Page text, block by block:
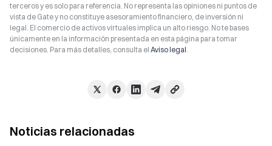
terceros y es solo para referencia. No representa las opiniones ni puntos de
vista de Gate y no constituye asesoramiento financiero, de inversión ni
legal. El comercio de activos virtuales implica un alto riesgo. No te bases
únicamente en la información presentada en esta página para tomar
decisiones. Para más detalles, consulta el Aviso legal.
Noticias relacionadas